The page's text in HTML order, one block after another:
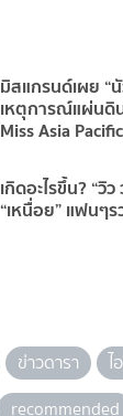
มิสแกรนด์เผย “
เหตุการณ์แผ่นดิ
Miss Asia
เกิดอะไรขึ้น? “วิ
“เหนื่อย” แฟนๆ
ข่าวดารา
recommended